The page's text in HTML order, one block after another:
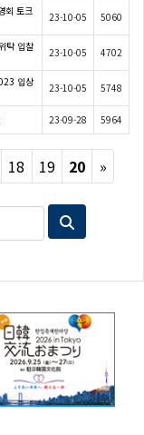
회 토크
23-10-05 5060
탁 입찰
23-10-05 4702
입상
23-10-05 5748
23-09-28 5964
18 19 20 »Next